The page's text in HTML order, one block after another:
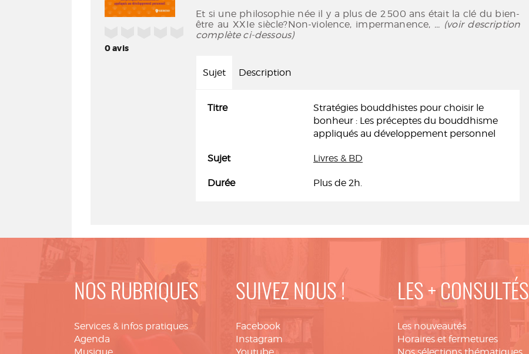
0avis
Et si une philosophie née il y a plus de 2 500 ans était la clé du bien-
être au XXIe siècle?Non-violence, impermanence, ... (voir description
complète ci-dessous)
Sujet Description
Titre
Stratégies bouddhistes pour choisir le
bonheur : Les préceptes du bouddhisme
appliqués au développement personnel
Sujet Livres & BD
Durée Plus de 2h.
NOS RUBRIQUES
Services & infos pratiques
Agenda
SUIVEZ NOUS !
Facebook
Instagram
LES + CONSULTÉS
Les nouveautés
Horaires et fermetures